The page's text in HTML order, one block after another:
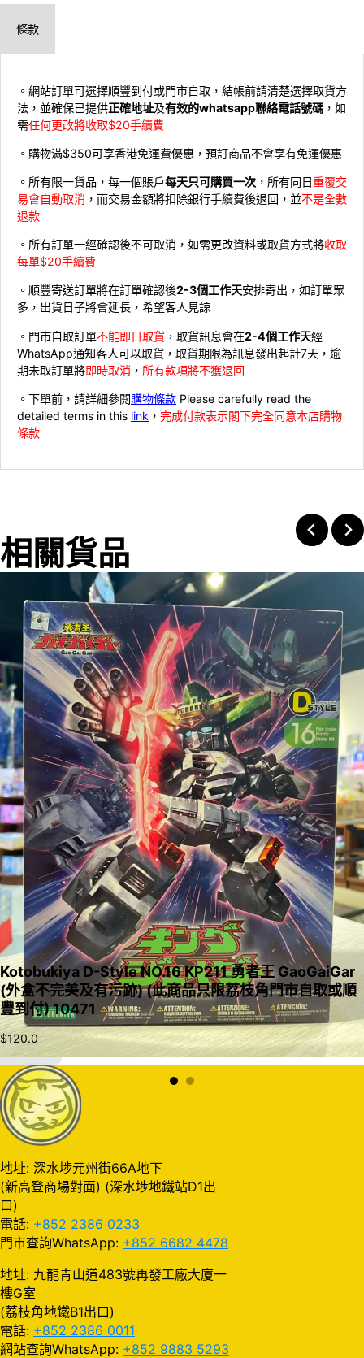
條款
。網站訂單可選擇順豐到付或門市自取，結帳前請清楚選擇取貨方
法，並確保已提供正確地址及有效的whatsapp聯絡電話號碼 ，如
需任何更改將收取$20手續費
。購物滿$350可享香港免運費優惠，預訂商品不會享有免運優惠
。所有限一貨品，每一個賬戶每天只可購買一次 ，所有同日重覆交
易會自動取消 ，而交易金額將扣除銀行手續費後退回，並不是全數
退款
。所有訂單一經確認後不可取消，如需更改資料或取貨方式將收取
每單$20手續費
。順豐寄送訂單將在訂單確認後2-3個工作天安排寄出，如訂單眾
多，出貨日子將會延長，希望客人見諒
。門市自取訂單不能即日取貨 ，取貨訊息會在2-4個工作天經
WhatsApp通知客人可以取貨，取貨期限為訊息發出起計7天，逾
期未取訂單將即時取消 ， 所有款項將不獲退回
。下單前，請詳細參閱購物條款 Please carefully read the
detailed terms in this link ， 完成付款表示閣下完全同意本店購物
條款
相關貨品
入購物車
Kotobukiya D-Style NO.16 KP211 勇者王 GaoGaiGar
(外盒不完美及有污跡) (此商品只限荔枝角門市自取或順
豐到付) 10471
$120.0
地址: 深水埗元州街66A地下
(新高登商場對面) (深水埗地鐵站D1出
口)
電話: +852 2386 0233
門市查詢WhatsApp: +852 6682 4478
地址: 九龍青山道483號再發工廠大廈一
樓G室
(荔枝角地鐵B1出口)
電話: +852 2386 0011
網站查詢WhatsApp: +852 9883 5293